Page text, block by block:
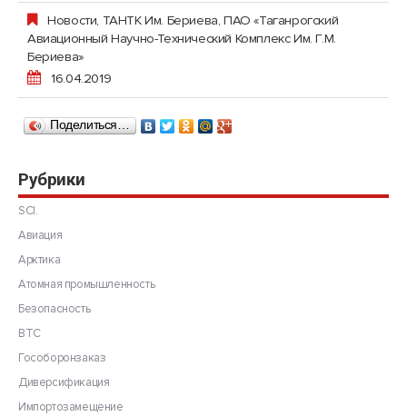
Новости, ТАНТК Им. Бериева, ПАО «Таганрогский
Авиационный Научно-Технический Комплекс Им. Г.М.
Бериева»
16.04.2019
Поделиться…
Рубрики
SCI.
Авиация
Арктика
Атомная промышленность
Безопасность
ВТС
Гособоронзаказ
Диверсификация
Импортозамещение